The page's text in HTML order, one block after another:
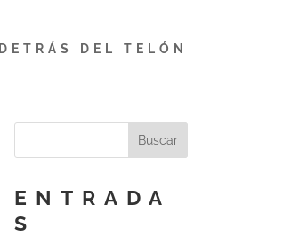
DETRÁS DEL TELÓN
ENTRADA
S